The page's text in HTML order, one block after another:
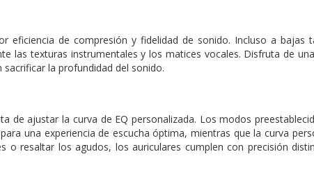
eficiencia de compresión y fidelidad de sonido. Incluso a bajas
las texturas instrumentales y los matices vocales. Disfruta de
la profundidad del sonido.
de ajustar la curva de EQ personalizada. Los modos
una experiencia de escucha óptima, mientras que la curva
resaltar los agudos, los auriculares cumplen con precisión